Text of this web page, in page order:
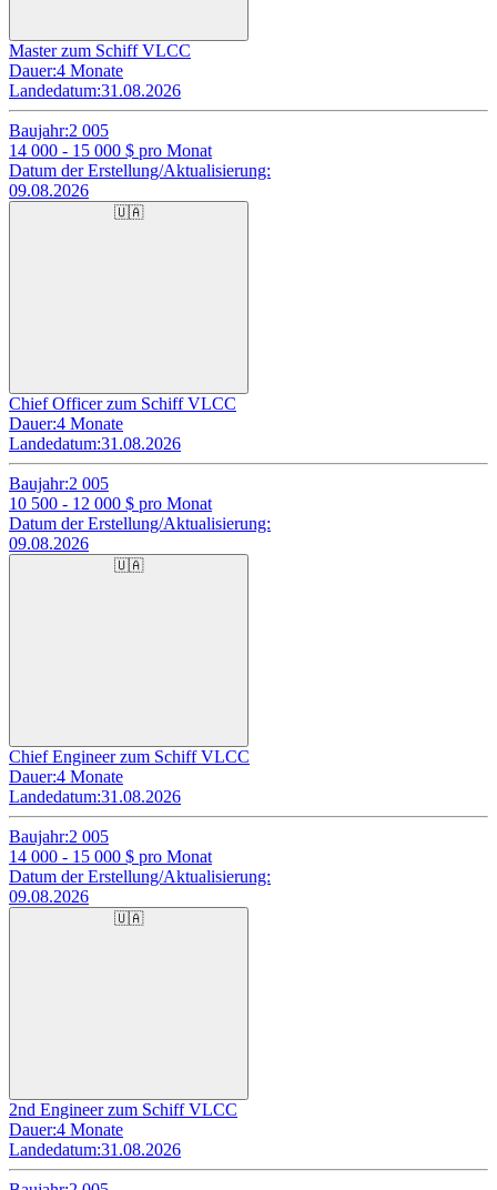
Master zum Schiff VLCC
Dauer:4 Monate
Landedatum:31.08.2026
Baujahr:2 005
14 000 - 15 000 $ pro Monat
Datum der Erstellung/Aktualisierung:
09.08.2026
🇺🇦
Chief Officer zum Schiff VLCC
Dauer:4 Monate
Landedatum:31.08.2026
Baujahr:2 005
10 500 - 12 000 $ pro Monat
Datum der Erstellung/Aktualisierung:
09.08.2026
🇺🇦
Chief Engineer zum Schiff VLCC
Dauer:4 Monate
Landedatum:31.08.2026
Baujahr:2 005
14 000 - 15 000 $ pro Monat
Datum der Erstellung/Aktualisierung:
09.08.2026
🇺🇦
2nd Engineer zum Schiff VLCC
Dauer:4 Monate
Landedatum:31.08.2026